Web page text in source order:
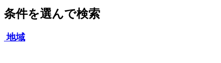
条件を選んで検索
地域